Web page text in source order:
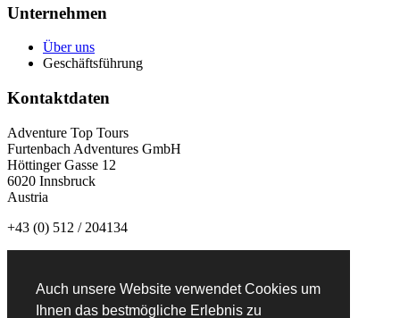
Auch unsere Website verwendet Cookies um
Ihnen das bestmögliche Erlebnis zu
Unternehmen
Über uns
Geschäftsführung
Kontaktdaten
Adventure Top Tours
Furtenbach Adventures GmbH
Höttinger Gasse 12
6020 Innsbruck
Austria
+43 (0) 512 / 204134
Newsletteranmeldung: